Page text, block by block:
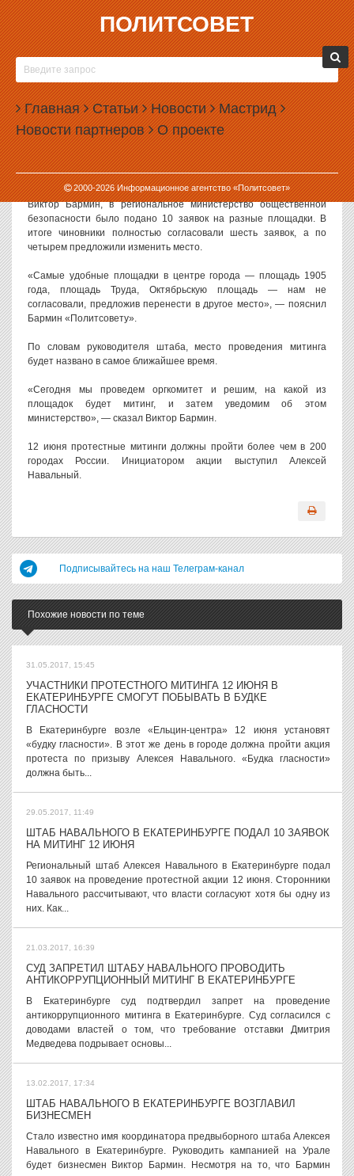
ПОЛИТСОВЕТ
Главная Статьи Новости Мастрид
Новости партнеров О проекте
2000-2026Информационное агентство «Политсовет»
01.06.2017, 13:16
ШТАБУ НАВАЛЬНОГО СОГЛАСОВАЛИ ЗАЯВКИ
НА МИТИНГ В ЕКАТЕРИНБУРГЕ
Власти Свердловской области согласовали заявки на митинг,
который 12 июня организует штаб Алексея Навального. На какой
из заявленных площадок пройдет акция, станет известно в
ближайшее время.
Как рассказал координатор штаба Навального в Екатеринбурге
Виктор Бармин, в региональное министерство общественной
безопасности было подано 10 заявок на разные площадки. В
итоге чиновники полностью согласовали шесть заявок, а по
четырем предложили изменить место.
«Самые удобные площадки в центре города — площадь 1905
года, площадь Труда, Октябрьскую площадь — нам не
согласовали, предложив перенести в другое место», — пояснил
Бармин «Политсовету».
По словам руководителя штаба, место проведения митинга
будет названо в самое ближайшее время.
«Сегодня мы проведем оргкомитет и решим, на какой из
площадок будет митинг, и затем уведомим об этом
министерство», — сказал Виктор Бармин.
12 июня протестные митинги должны пройти более чем в 200
городах России. Инициатором акции выступил Алексей
Навальный.
Подписывайтесь на наш Телеграм-канал
Похожие новости по теме
31.05.2017, 15:45
УЧАСТНИКИ ПРОТЕСТНОГО МИТИНГА 12 ИЮНЯ В
ЕКАТЕРИНБУРГЕ СМОГУТ ПОБЫВАТЬ В БУДКЕ
ГЛАСНОСТИ
В Екатеринбурге возле «Ельцин-центра» 12 июня установят
«будку гласности». В этот же день в городе должна пройти акция
протеста по призыву Алексея Навального. «Будка гласности»
должна быть...
29.05.2017, 11:49
ШТАБ НАВАЛЬНОГО В ЕКАТЕРИНБУРГЕ ПОДАЛ 10 ЗАЯВОК
НА МИТИНГ 12 ИЮНЯ
Региональный штаб Алексея Навального в Екатеринбурге подал
10 заявок на проведение протестной акции 12 июня. Сторонники
Навального рассчитывают, что власти согласуют хотя бы одну из
них. Как...
21.03.2017, 16:39
СУД ЗАПРЕТИЛ ШТАБУ НАВАЛЬНОГО ПРОВОДИТЬ
АНТИКОРРУПЦИОННЫЙ МИТИНГ В ЕКАТЕРИНБУРГЕ
В Екатеринбурге суд подтвердил запрет на проведение
антикоррупционного митинга в Екатеринбурге. Суд согласился с
доводами властей о том, что требование отставки Дмитрия
Медведева подрывает основы...
13.02.2017, 17:34
ШТАБ НАВАЛЬНОГО В ЕКАТЕРИНБУРГЕ ВОЗГЛАВИЛ
БИЗНЕСМЕН
Стало известно имя координатора предвыборного штаба Алексея
Навального в Екатеринбурге. Руководить кампанией на Урале
будет бизнесмен Виктор Бармин. Несмотря на то, что Бармин